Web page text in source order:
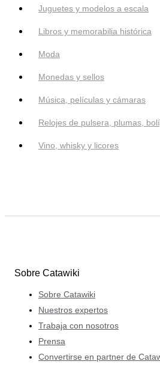
Juguetes y modelos a escala
Libros y memorabilia histórica
Moda
Monedas y sellos
Música, películas y cámaras
Relojes de pulsera, plumas,
Vino, whisky y licores
Sobre Catawiki
Sobre Catawiki
Nuestros expertos
Trabaja con nosotros
Prensa
Convertirse en partner de